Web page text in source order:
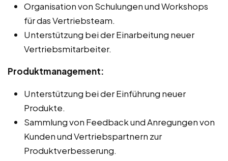
Organisation von Schulungen und Workshops
für das Vertriebsteam.
Unterstützung bei der Einarbeitung neuer
Vertriebsmitarbeiter.
Produktmanagement:
Unterstützung bei der Einführung neuer
Produkte.
Sammlung von Feedback und Anregungen von
Kunden und Vertriebspartnern zur
Produktverbesserung.